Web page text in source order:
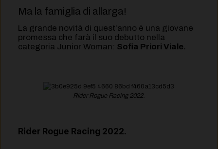
Ma la famiglia di allarga!
La grande novità di quest’anno è una giovane
promessa che farà il suo debutto nella
categoria Junior Woman: Sofia Priori Viale.
Rider Rogue Racing 2022.
Rider Rogue Racing 2022.